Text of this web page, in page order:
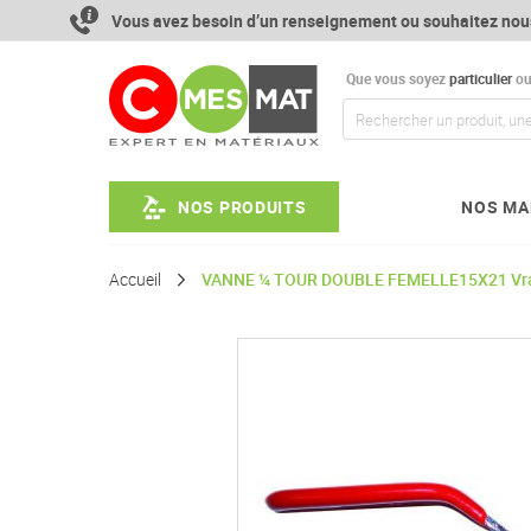
contenu
Vous avez besoin d’un renseignement ou souhaitez
Que vous soyezparticulierou
NOS PRODUITS NOS
Accueil VANNE ¼ TOUR DOUBLE FEMELLE15X21